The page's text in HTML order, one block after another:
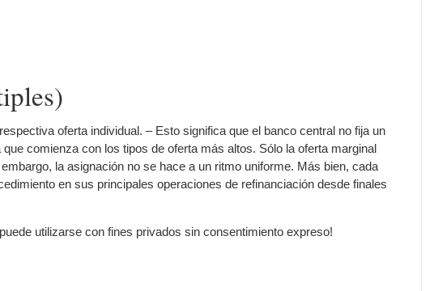
oferta individual. – Esto significa que el banco central no fija un
comienza con los tipos de oferta más altos. Sólo la oferta marginal
la asignación no se hace a un ritmo uniforme. Más bien, cada
en sus principales operaciones de refinanciación desde finales
utilizarse con fines privados sin consentimiento expreso!